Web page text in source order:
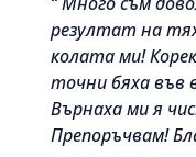
резултат на
колата ми!
точни бяха във
Върнаха ми я
Препоръчвам!